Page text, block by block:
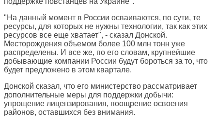
"На данный момент в России осваиваются, по сути, те
ресурсы, для которых не нужны технологии, так как этих
ресурсов все еще хватает", - сказал Донской.
Месторождения объемом более 100 млн тонн уже
распределены. И все же, по его словам, крупнейшие
добывающие компании России будут бороться за то, что
будет предложено в этом квартале.
Донской сказал, что его министерство рассматривает
дополнительные меры для поддержки добычи:
упрощение лицензирования, поощрение освоения
районов, оставшихся без внимания.